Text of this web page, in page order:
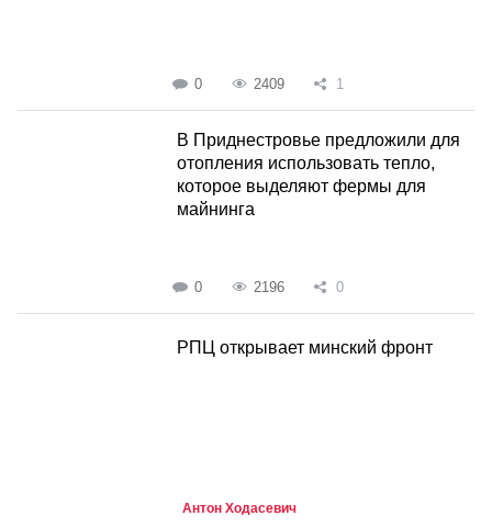
0 2409 1
В Приднестровье предложили для
отопления использовать тепло,
которое выделяют фермы для
майнинга
0 2196 0
РПЦ открывает минский фронт
Антон Ходасевич